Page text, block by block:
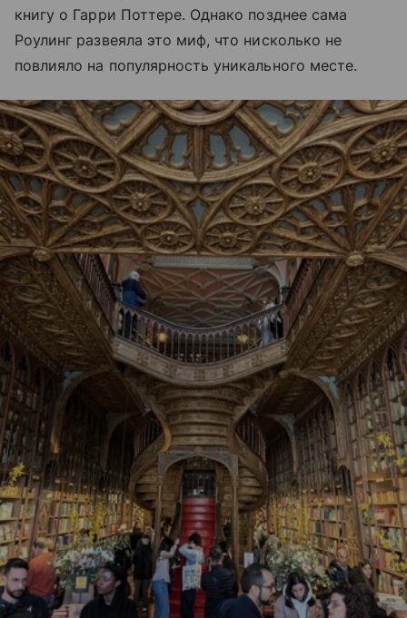
книгу о Гарри Поттере. Однако позднее сама
Роулинг развеяла это миф, что нисколько не
повлияло на популярность уникального месте.